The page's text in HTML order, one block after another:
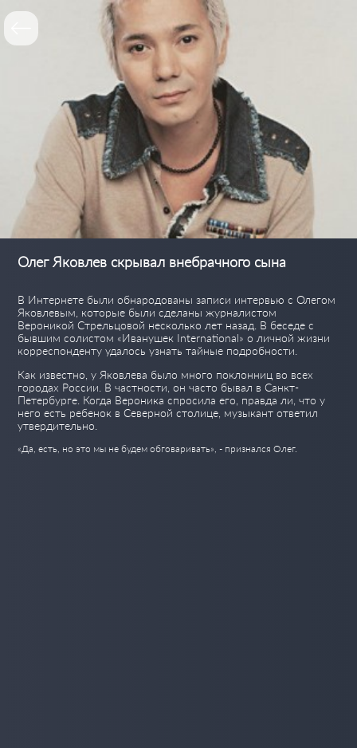
Олег Яковлев скрывал внебрачного сына
В Интернете были обнародованы записи интервью с Олегом
Яковлевым, которые были сделаны журналистом
Вероникой Стрельцовой несколько лет назад. В беседе с
бывшим солистом «Иванушек International» о личной жизни
корреспонденту удалось узнать тайные подробности.
Как известно, у Яковлева было много поклонниц во всех
городах России. В частности, он часто бывал в Санкт-
Петербурге. Когда Вероника спросила его, правда ли, что у
него есть ребенок в Северной столице, музыкант ответил
утвердительно.
«Да, есть, но это мы не будем обговаривать», - признался Олег.